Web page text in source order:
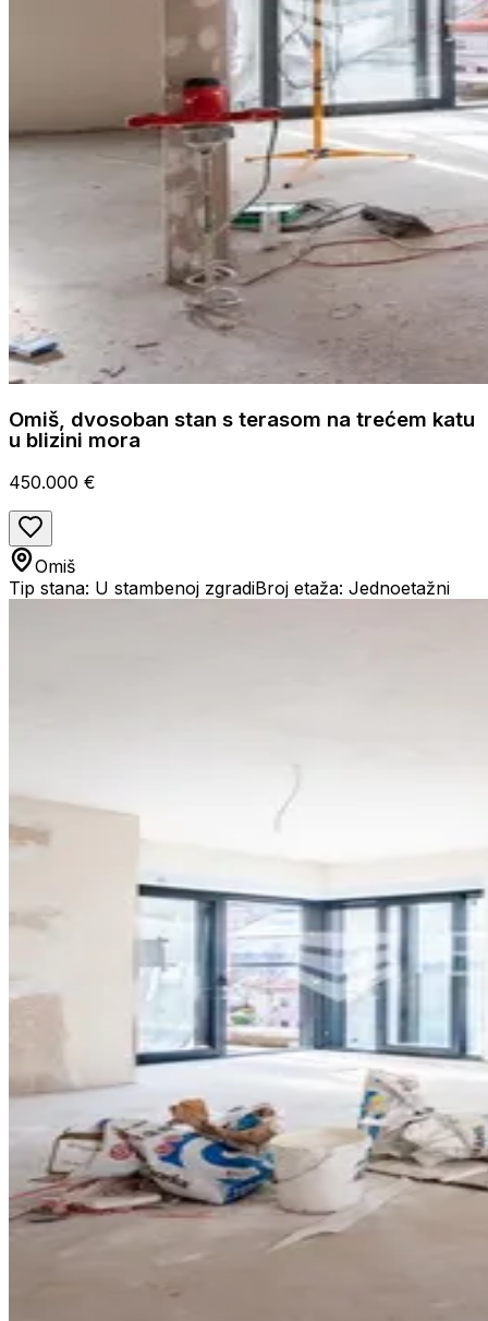
Omiš, dvosoban stan s terasom na trećem katu
u blizini mora
450.000 €
Omiš
Tip stana: U stambenoj zgradiBroj etaža: Jednoetažni